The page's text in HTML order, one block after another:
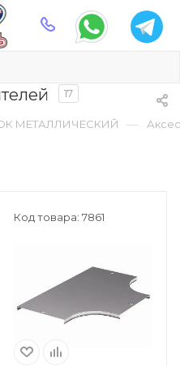
17
МЕТАЛЛИЧЕСКИЙ —
Код товара: 7861